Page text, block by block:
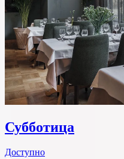
Субботица
Доступно